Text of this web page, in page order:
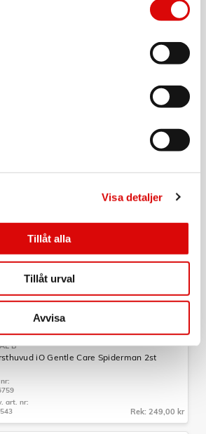
Visa detaljer
Tillåt alla
Tillåt urval
Avvisa
Rek: 399,00 kr
Rek: 229,00 kr
iO Gentle Care White 6st
art. nr:
B
iO Gentle Care Spiderman 2st
art. nr:
Rek: 249,00 kr